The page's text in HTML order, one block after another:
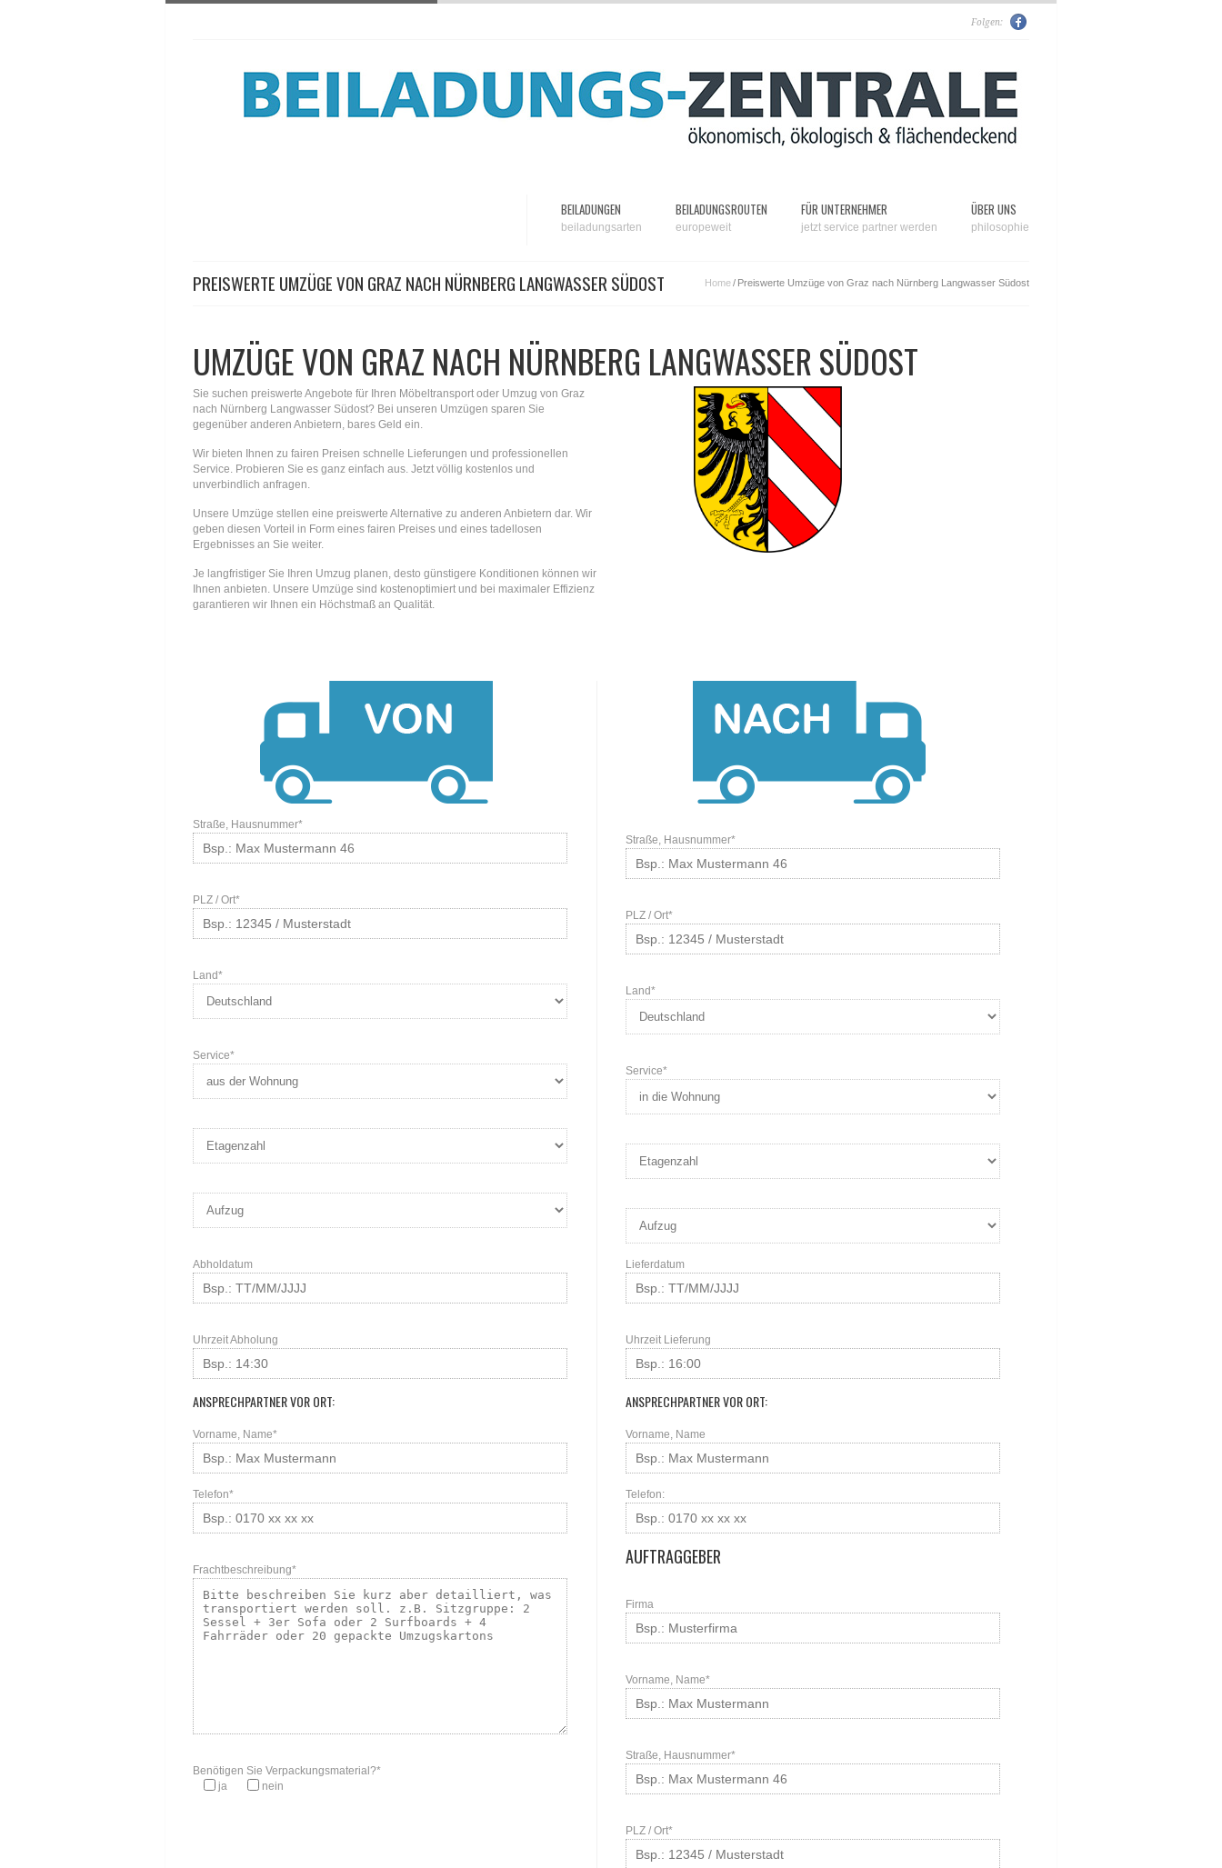
Folgen:
BEILADUNGEN
beiladungsarten
BEILADUNGSROUTEN
europeweit
FÜR UNTERNEHMER
jetzt service partner werden
ÜBER UNS
philosophie
PREISWERTE UMZÜGE VON GRAZ NACH NÜRNBERG LANGWASSER SÜDOST Home/ Preiswerte Umzüge von Graz nach Nürnberg Langwasser Südost
UMZÜGE VON GRAZ NACH NÜRNBERG LANGWASSER SÜDOST
Sie suchen preiswerte Angebote für Ihren Möbeltransport oder Umzug von Graz
nach Nürnberg Langwasser Südost? Bei unseren Umzügen sparen Sie
gegenüber anderen Anbietern, bares Geld ein.
Wir bieten Ihnen zu fairen Preisen schnelle Lieferungen und professionellen
Service. Probieren Sie es ganz einfach aus. Jetzt völlig kostenlos und
unverbindlich anfragen.
Unsere Umzüge stellen eine preiswerte Alternative zu anderen Anbietern dar. Wir
geben diesen Vorteil in Form eines fairen Preises und eines tadellosen
Ergebnisses an Sie weiter.
Je langfristiger Sie Ihren Umzug planen, desto günstigere Konditionen können wir
Ihnen anbieten. Unsere Umzüge sind kostenoptimiert und bei maximaler Effizienz
garantieren wir Ihnen ein Höchstmaß an Qualität.
Straße, Hausnummer*
PLZ / Ort*
Land*
Service*
Abholdatum
Uhrzeit Abholung
ANSPRECHPARTNER VOR ORT:
Vorname, Name*
Telefon*
Frachtbeschreibung*
Benötigen Sie Verpackungsmaterial?*
ja
nein
Straße, Hausnummer*
PLZ / Ort*
Land*
Service*
Lieferdatum
Uhrzeit Lieferung
ANSPRECHPARTNER VOR ORT:
Vorname, Name
Telefon:
AUFTRAGGEBER
Firma
Vorname, Name*
Straße, Hausnummer*
PLZ / Ort*